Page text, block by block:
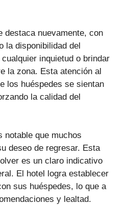
destaca nuevamente, con
la disponibilidad del
inquietud o brindar
la zona. Esta atención al
los huéspedes se sientan
la calidad del
notable que muchos
deseo de regresar. Esta
es un claro indicativo
El hotel logra establecer
sus huéspedes, lo que a
y lealtad.